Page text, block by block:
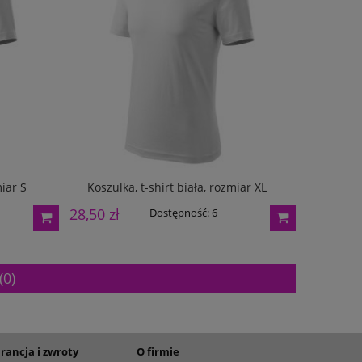
S Koszulka, t-shirt biała, rozmiar XL
28,50 zł Dostępność:6
i zwroty O firmie